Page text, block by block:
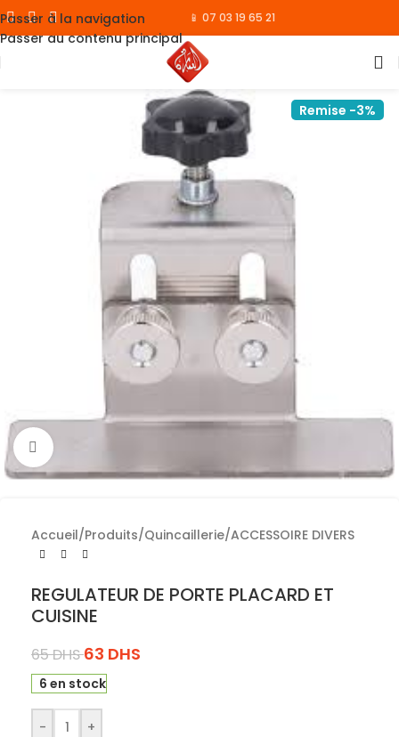
Passer à la navigation
Passer au contenu principal
📱 07 03 19 65 21
Remise -3%
Cliquez pour agrandir
Accueil/Produits/Quincaillerie/ACCESSOIRE DIVERS
REGULATEUR DE PORTE PLACARD ET
CUISINE
65DHS 63 DHS
6 en stock
- +